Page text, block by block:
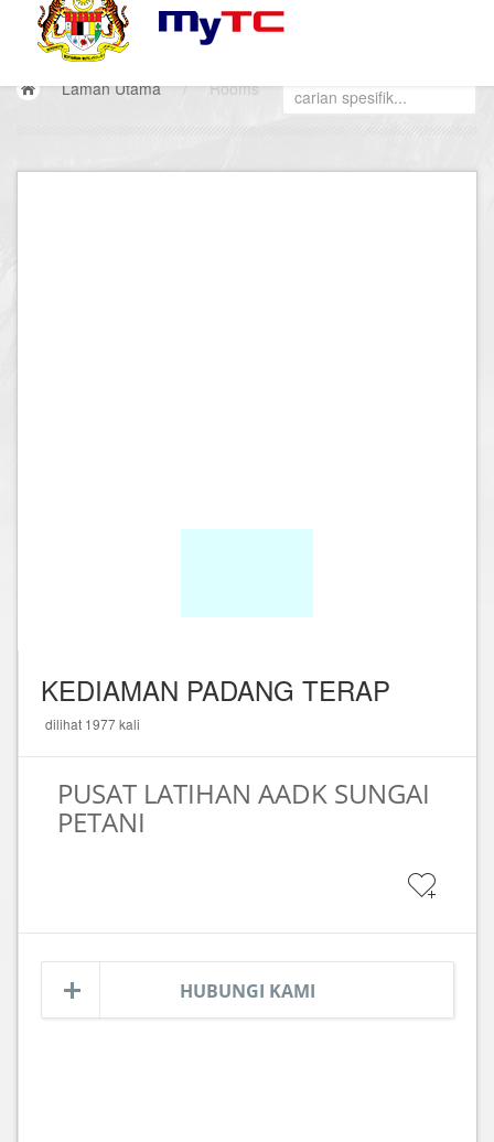
Laman Utama / Rooms
KEDIAMAN PADANG TERAP
dilihat 1977 kali
PUSAT LATIHAN AADK SUNGAI
PETANI
HUBUNGI KAMI